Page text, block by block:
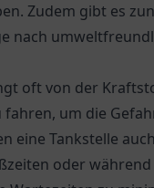
Zudem gibt es
nach
oft von der
um die
eine Tankstelle
oder